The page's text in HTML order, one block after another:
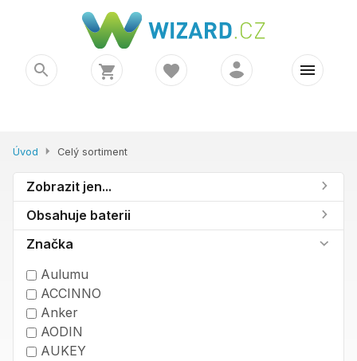
Úvod Celý sortiment
Zobrazit jen...
Obsahuje baterii
Značka
Aulumu
ACCINNO
Anker
AODIN
AUKEY